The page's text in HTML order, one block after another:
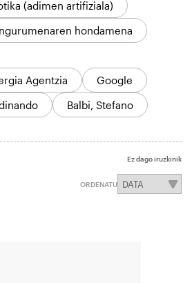
(adimen artifiziala)
hondamena
Agentzia
Google
Balbi, Stefano
Ez dago iruzkinik
ORDENATU